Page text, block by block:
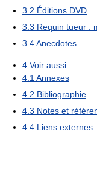
3.2 Éditions DVD
3.3 Requin tueur :
3.4Anecdotes
4 Voir aussi
4.1Annexes
4.2 Bibliographie
4.3 Notes et
4.4 Liens externes